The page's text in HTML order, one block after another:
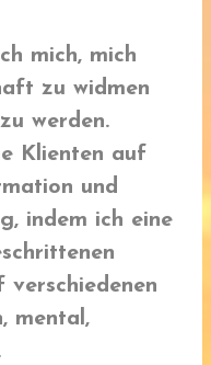
mich, mich
zu widmen
werden.
Klienten auf
und
indem ich eine
verschiedenen
mental,